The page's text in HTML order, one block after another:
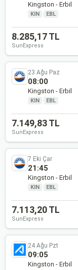
Kingston - Erbil
KIN · EBL
8.285,17 TL
SunExpress
23 Ağu Paz
08:00
Kingston - Erbil
KIN · EBL
7.149,83 TL
SunExpress
7 Eki Çar
21:45
Kingston - Erbil
KIN · EBL
7.113,20 TL
SunExpress
24 Ağu Pzt
09:05
Kingston - Erbil